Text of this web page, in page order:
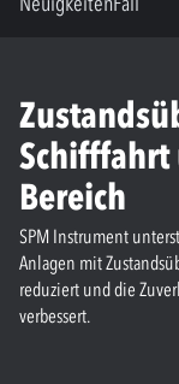
Schifffahrt
Bereich
SPM Instrument
Anlagen mit
reduziert und die
verbessert.